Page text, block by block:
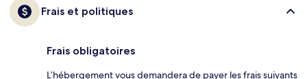
Frais et politiques
Frais obligatoires
L’hébergement vous demandera de payer les frais suivants